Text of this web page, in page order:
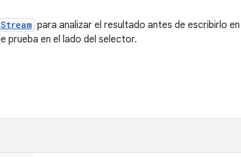
para analizar el resultado antes de escribirlo
prueba en el lado del selector.